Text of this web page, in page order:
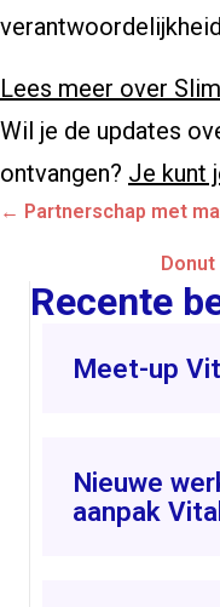
Lees meer over
Wil je de updates
ontvangen? Je kunt
Posts
navigation
← Partnerschap met
Recente
Meet-up
Nieuwe
aanpak